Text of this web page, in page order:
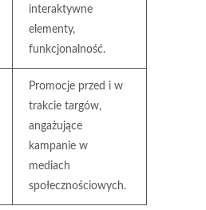
interaktywne
elementy,
funkcjonalność.
Promocje przed i w
trakcie targów,
angażujące
kampanie w
mediach
społecznościowych.